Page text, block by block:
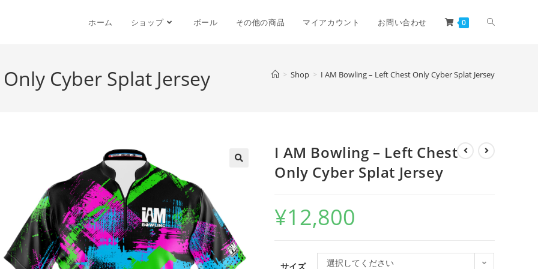
ホーム ショップ ボール その他の商品 マイアカウント お問い合わせ 0
Cyber Splat Jersey > Shop > I AM Bowling – Left Chest Only Cyber Splat Jersey
I AM Bowling – Left Chest
Only Cyber Splat Jersey
¥12,800
サイズ 選択してください